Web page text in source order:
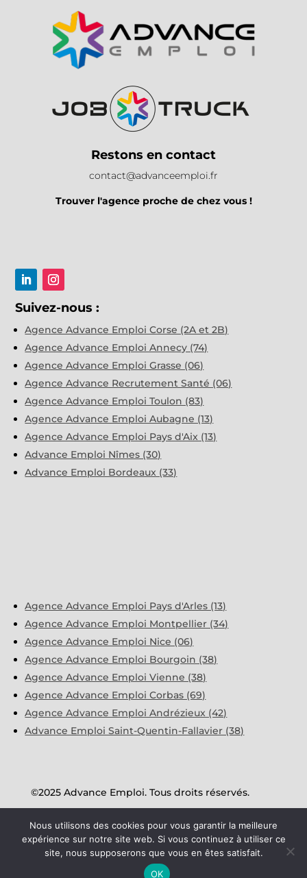
Restons en contact
contact@advanceemploi.fr
Trouver l'agence proche de chez vous !
Suivez-nous :
Agence Advance Emploi Corse (2A et 2B)
Agence Advance Emploi Annecy (74)
Agence Advance Emploi Grasse (06)
Agence Advance Recrutement Santé (06)
Agence Advance Emploi Toulon (83)
Agence Advance Emploi Aubagne (13)
Agence Advance Emploi Pays d'Aix (13)
Advance Emploi Nîmes (30)
Advance Emploi Bordeaux (33)
Agence Advance Emploi Pays d'Arles (13)
Agence Advance Emploi Montpellier (34)
Agence Advance Emploi Nice (06)
Agence Advance Emploi Bourgoin (38)
Agence Advance Emploi Vienne (38)
Agence Advance Emploi Corbas (69)
Agence Advance Emploi Andrézieux (42)
Advance Emploi Saint-Quentin-Fallavier (38)
©2025 Advance Emploi. Tous droits réservés.
Mentions Légales
Politique de protection des données
Nous utilisons des cookies pour vous garantir la meilleure
expérience sur notre site web. Si vous continuez à utiliser ce
site, nous supposerons que vous en êtes satisfait.
OK